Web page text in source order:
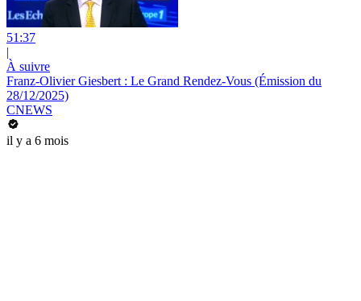
51:37
|
À suivre
Franz-Olivier Giesbert : Le Grand Rendez-Vous (Émission du
28/12/2025)
CNEWS
il y a 6 mois